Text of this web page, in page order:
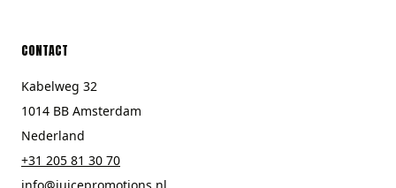
CONTACT
Kabelweg 32
1014 BB Amsterdam
Nederland
+31 205 81 30 70